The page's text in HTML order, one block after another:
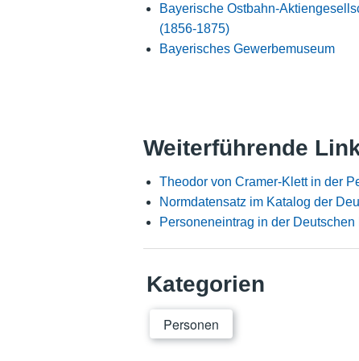
Bayerische Ostbahn-
(1856-1875)
Bayerisches Gewerbemuseum
Weiterführende
Theodor von Cramer-Klett in der
Normdatensatz im Katalog der
Personeneintrag in der
Kategorien
Personen